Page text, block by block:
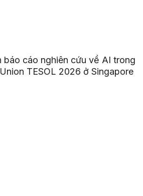
báo cáo nghiên cứu về AI trong
TESOL 2026 ở Singapore